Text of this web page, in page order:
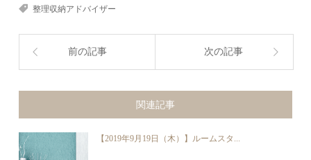
整理収納アドバイザー
前の記事 次の記事
関連記事
【2019年9月19日（木）】ルームスタ...